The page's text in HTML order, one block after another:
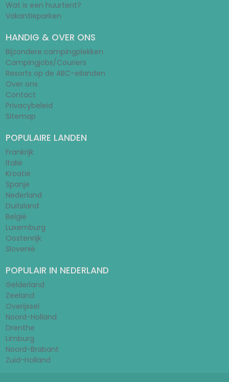
Wat is een huurtent?
Vakantieparken
HANDIG & OVER ONS
Bijzondere campingplekken
Campingjobs/Couriers
Resorts op de ABC-eilanden
Over ons
Contact
Privacybeleid
Sitemap
POPULAIRE LANDEN
Frankrijk
Italië
Kroatië
Spanje
Nederland
Duitsland
België
Luxemburg
Oostenrijk
Slovenië
POPULAIR IN NEDERLAND
Gelderland
Zeeland
Overijssel
Noord-Holland
Drenthe
Limburg
Noord-Brabant
Zuid-Holland